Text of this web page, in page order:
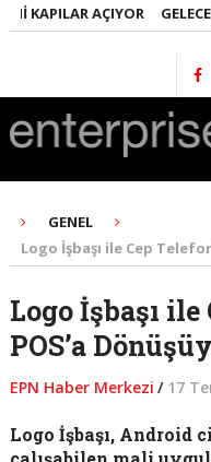
AÇIYOR
GENEL
Logo İşbaşı ile Cep
Logo İşbaşı
POS’a
EPN Haber Merkezi / 17
Logo İşbaşı, Android